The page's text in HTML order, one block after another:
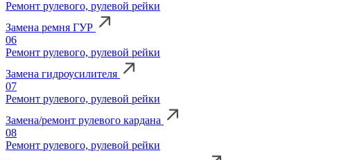
Ремонт рулевого, рулевой рейки
Замена ремня ГУР
06
Ремонт рулевого, рулевой рейки
Замена гидроусилителя
07
Ремонт рулевого, рулевой рейки
Замена/ремонт рулевого кардана
08
Ремонт рулевого, рулевой рейки